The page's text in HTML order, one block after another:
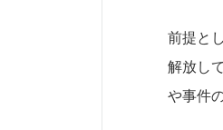
前提と
解放し
や事件